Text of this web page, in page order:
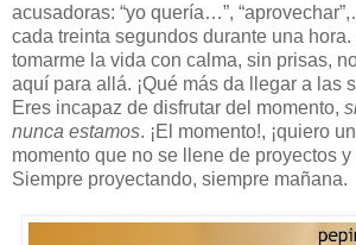
acusadoras: “yo quería…”,
cada treinta segundos durante una
tomarme la vida con calma, sin prisas,
aquí para allá. ¡Qué más da llegar a las
Eres incapaz de disfrutar del momento,
nunca estamos. ¡El momento!, ¡quiero
momento que no se llene de proyectos
Siempre proyectando, siempre mañana.